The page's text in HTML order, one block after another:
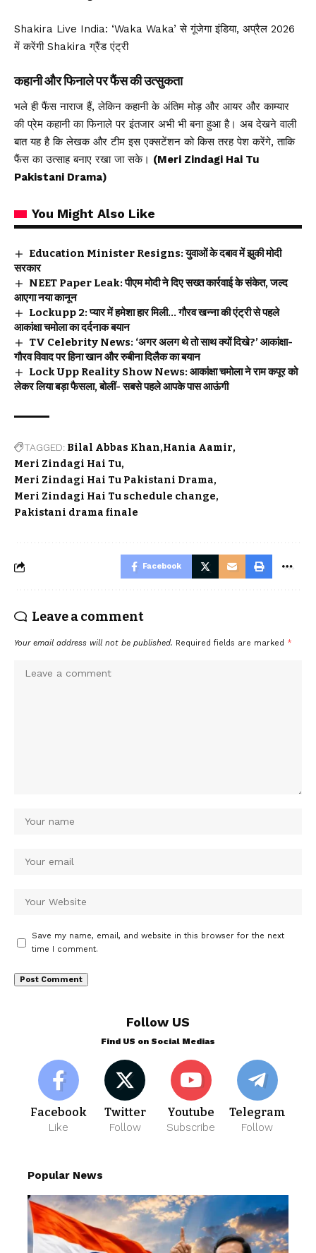
Shakira Live India: ‘Waka Waka’ से गूंजेगा इंडिया, अप्रैल 2026
में करेंगी Shakira ग्रैंड एंट्री
कहानी और फिनाले पर फैंस की उत्सुकता
भले ही फैंस नाराज हैं, लेकिन कहानी के अंतिम मोड़ और आयर और काम्यार
की प्रेम कहानी का फिनाले पर इंतजार अभी भी बना हुआ है। अब देखने वाली
बात यह है कि लेखक और टीम इस एक्सटेंशन को किस तरह पेश करेंगे, ताकि
फैंस का उत्साह बनाए रखा जा सके। (Meri Zindagi Hai Tu
Pakistani Drama)
You Might Also Like
Education Minister Resigns: युवाओं के दबाव में झुकी मोदी
सरकार
NEET Paper Leak: पीएम मोदी ने दिए सख्त कार्रवाई के संकेत, जल्द
आएगा नया कानून
Lockupp 2: प्यार में हमेशा हार मिली… गौरव खन्ना की एंट्री से पहले
आकांक्षा चमोला का दर्दनाक बयान
TV Celebrity News: ‘अगर अलग थे तो साथ क्यों दिखे?’ आकांक्षा-
गौरव विवाद पर हिना खान और रुबीना दिलैक का बयान
Lock Upp Reality Show News: आकांक्षा चमोला ने राम कपूर को
लेकर लिया बड़ा फैसला, बोलीं- सबसे पहले आपके पास आऊंगी
TAGGED: Bilal Abbas Khan Hania Aamir
Meri Zindagi Hai Tu
Meri Zindagi Hai Tu Pakistani Drama
Meri Zindagi Hai Tu schedule change
Pakistani drama finale
Facebook
Leave a comment
Your email address will not be published. Required fields are marked *
Save my name, email, and website in this browser for the next
time I comment.
Follow US
Find US on Social Medias
Facebook
Like
Twitter
Follow
Youtube
Subscribe
Telegram
Follow
Popular News